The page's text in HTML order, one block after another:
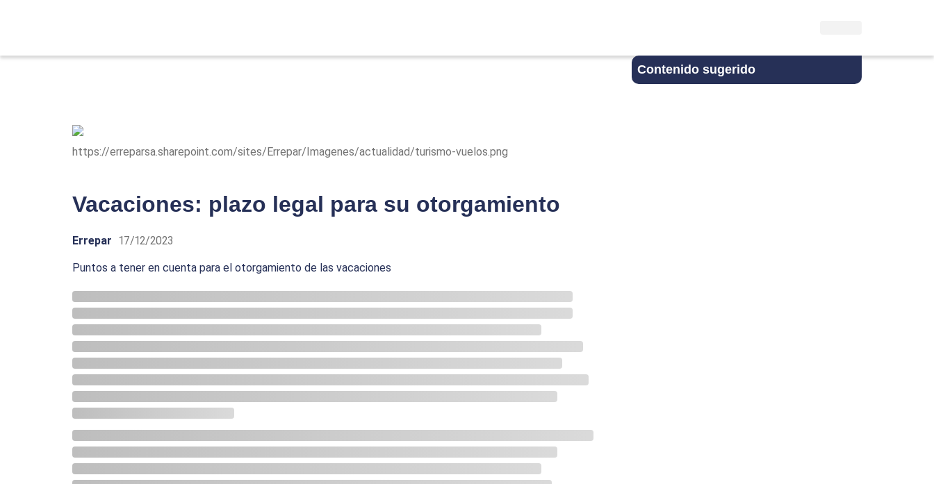
Contenido sugerido
https://erreparsa.sharepoint.com/sites/Errepar/Imagenes/actualidad/turismo-vuelos.png
Vacaciones: plazo legal para su otorgamiento
Errepar 17/12/2023
Puntos a tener en cuenta para el otorgamiento de las vacaciones